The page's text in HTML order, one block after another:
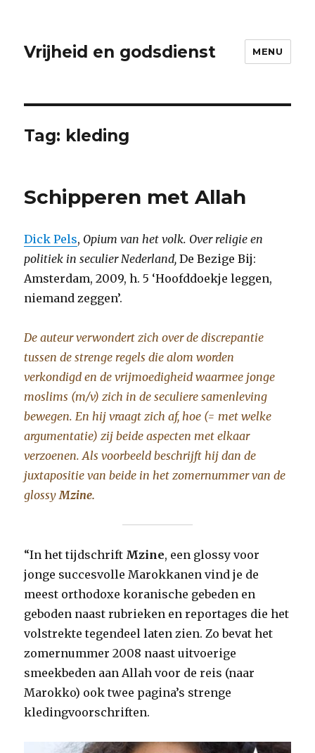
Vrijheid en godsdienst MENU
Tag: kleding
Schipperen met Allah
Dick Pels, Opium van het volk. Over religie en
politiek in seculier Nederland,De Bezige Bij:
Amsterdam, 2009, h. 5 ‘Hoofddoekje leggen,
niemand zeggen’.
De auteur verwondert zich over de discrepantie
tussen de strenge regels die alom worden
verkondigd en de vrijmoedigheid waarmee jonge
moslims (m/v) zich in de seculiere samenleving
bewegen. En hij vraagt zich af, hoe (= met welke
argumentatie) zij beide aspecten met elkaar
verzoenen. Als voorbeeld beschrijft hij dan de
juxtapositie van beide in het zomernummer van de
glossyMzine.
“In het tijdschrift Mzine, een glossy voor
jonge succesvolle Marokkanen vind je de
meest orthodoxe koranische gebeden en
geboden naast rubrieken en reportages die het
volstrekte tegendeel laten zien. Zo bevat het
zomernummer 2008 naast uitvoerige
smeekbeden aan Allah voor de reis (naar
Marokko) ook twee pagina’s strenge
kledingvoorschriften.